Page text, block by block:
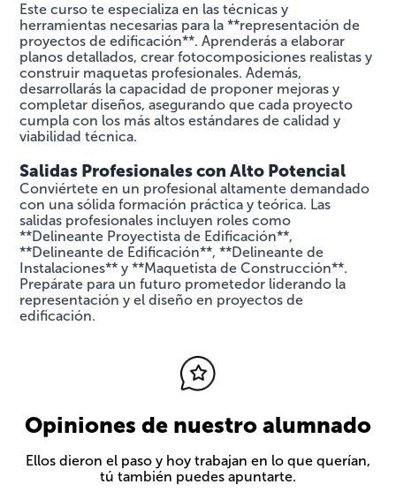
Este curso te especializa en las técnicas y
herramientas necesarias para la **representación de
proyectos de edificación**. Aprenderás a elaborar
planos detallados, crear fotocomposiciones realistas y
construir maquetas profesionales. Además,
desarrollarás la capacidad de proponer mejoras y
completar diseños, asegurando que cada proyecto
cumpla con los más altos estándares de calidad y
viabilidad técnica.
Salidas Profesionales con Alto Potencial
Conviértete en un profesional altamente demandado
con una sólida formación práctica y teórica. Las
salidas profesionales incluyen roles como
**Delineante Proyectista de Edificación**,
**Delineante de Edificación**, **Delineante de
Instalaciones** y **Maquetista de Construcción**.
Prepárate para un futuro prometedor liderando la
representación y el diseño en proyectos de
edificación.
Opiniones de nuestro alumnado
Ellos dieron el paso y hoy trabajan en lo que querían,
tú también puedes apuntarte.